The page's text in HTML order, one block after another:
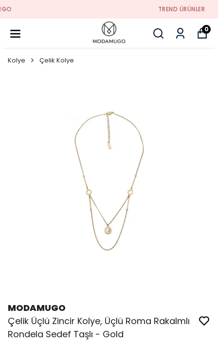
0
Kolye Çelik Kolye
MODAMUGO
Çelik Üçlü Zincir Kolye, Üçlü Roma Rakalmlı
Rondela Sedef Taşlı - Gold